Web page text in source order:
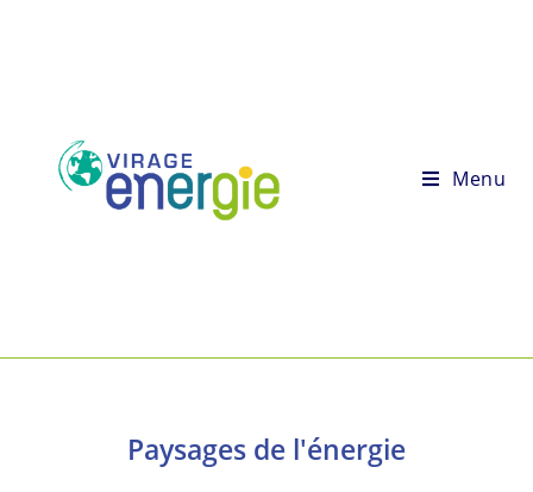
Menu
Paysages de l'énergie